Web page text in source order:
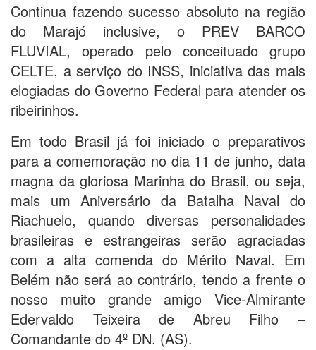
Continua fazendo sucesso absoluto na região
do Marajó inclusive, o PREV BARCO
FLUVIAL, operado pelo conceituado grupo
CELTE, a serviço do INSS, iniciativa das mais
elogiadas do Governo Federal para atender os
ribeirinhos.
Em todo Brasil já foi iniciado o preparativos
para a comemoração no dia 11 de junho, data
magna da gloriosa Marinha do Brasil, ou seja,
mais um Aniversário da Batalha Naval do
Riachuelo, quando diversas personalidades
brasileiras e estrangeiras serão agraciadas
com a alta comenda do Mérito Naval. Em
Belém não será ao contrário, tendo a frente o
nosso muito grande amigo Vice-Almirante
Edervaldo Teixeira de Abreu Filho –
Comandante do 4º DN. (AS).